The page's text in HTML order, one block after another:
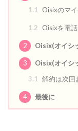
1.1
Oisixのマ
1.2 Oisixを電
2 Oisix(オイシ
3
Oisix(オイシ
3.1
解約は次回
4 最後に